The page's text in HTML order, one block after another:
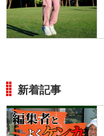
新着記事